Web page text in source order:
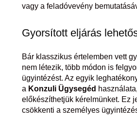
vagy a feladóvevény
Gyorsított eljárás
Bár klasszikus értelemben vett
nem létezik, több módon is
ügyintézést. Az egyik
a Konzuli Ügysegéd
előkészíthetjük kérelmünket. Ez
csökkenti a személyes